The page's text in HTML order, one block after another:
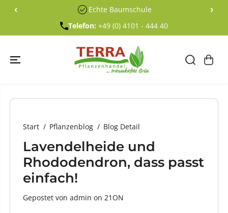
EN SIE ZU
‹ Echte Baumschule ›
Telefon: +49 (0) 4101 - 444 40
Start Pflanzenblog Blog Detail
Lavendelheide und
Rhododendron, dass passt
einfach!
Gepostet von admin on 21ON